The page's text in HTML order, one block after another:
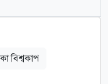
বিশ্বকাপ